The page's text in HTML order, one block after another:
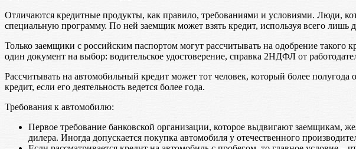
Отличаются кредитные продукты, как правило, требованиями и условиями. Люди,
специальную программу. По ней заемщик может взять кредит, используя всего лишь
Только заемщики с российским паспортом могут рассчитывать на одобрение такого
один документ на выбор: водительское удостоверение, справка 2НДФЛ от
Рассчитывать на автомобильный кредит может тот человек, который более
кредит, если его деятельность ведется более года.
Требования к автомобилю:
Первое требование банковской организации, которое выдвигают заемщикам,
дилера. Иногда допускается покупка автомобиля у отечественного